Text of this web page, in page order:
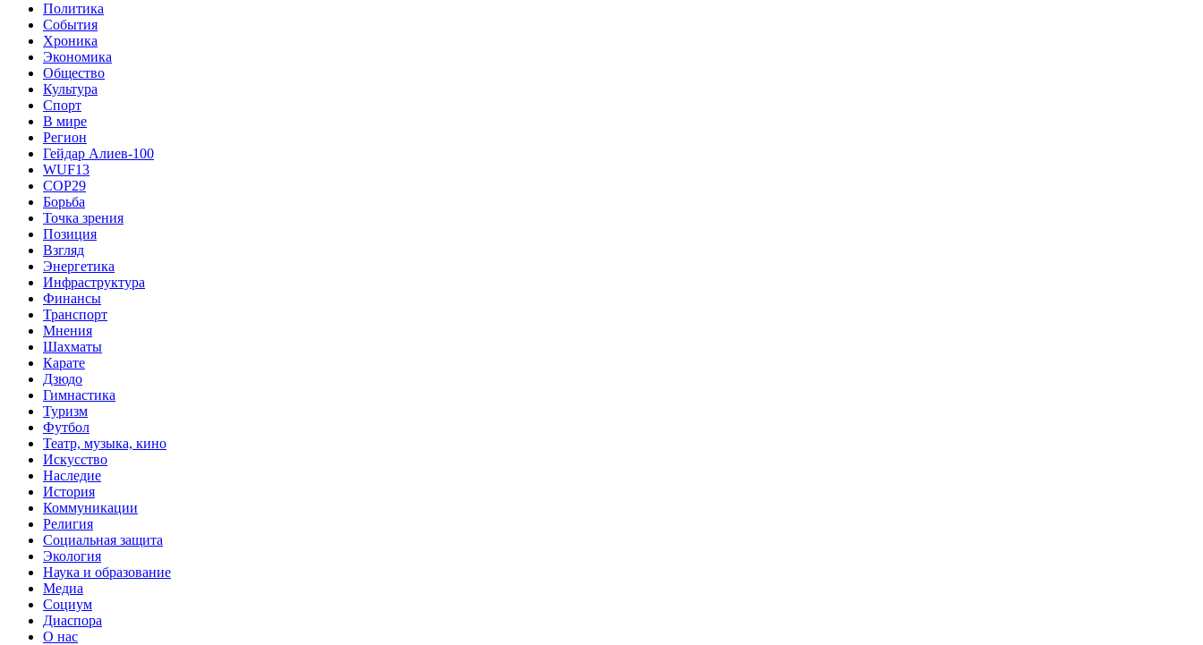
Политика
События
Хроника
Экономика
Общество
Культура
Спорт
В мире
Регион
Гейдар Алиев-100
WUF13
COP29
Борьба
Точка зрения
Позиция
Взгляд
Энергетика
Инфраструктура
Финансы
Транспорт
Мнения
Шахматы
Карате
Дзюдо
Гимнастика
Туризм
Футбол
Театр, музыка, кино
Искусство
Наследие
История
Коммуникации
Религия
Социальная защита
Экология
Наука и образование
Медиа
Социум
Диаспора
О нас